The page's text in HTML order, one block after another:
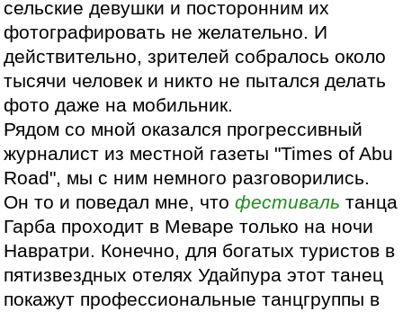
сельские девушки и посторонним их
фотографировать не желательно. И
действительно, зрителей собралось около
тысячи человек и никто не пытался делать
фото даже на мобильник.
Рядом со мной оказался прогрессивный
журналист из местной газеты "Times of Abu
Road", мы с ним немного разговорились.
Он то и поведал мне, чтофестиваль танца
Гарба проходит в Меваре только на ночи
Навратри. Конечно, для богатых туристов в
пятизвездных отелях Удайпура этот танец
покажут профессиональные танцгруппы в